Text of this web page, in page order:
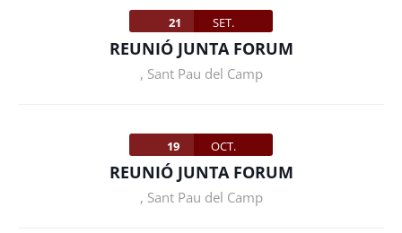
21 SET.
REUNIÓ JUNTA FORUM
, Sant Pau del Camp
19 OCT.
REUNIÓ JUNTA FORUM
, Sant Pau del Camp